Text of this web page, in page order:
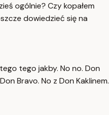
ogólnie? Czy kopałem
dowiedzieć się na
tego jakby. No no. Don
Bravo. No z Don Kaklinem.